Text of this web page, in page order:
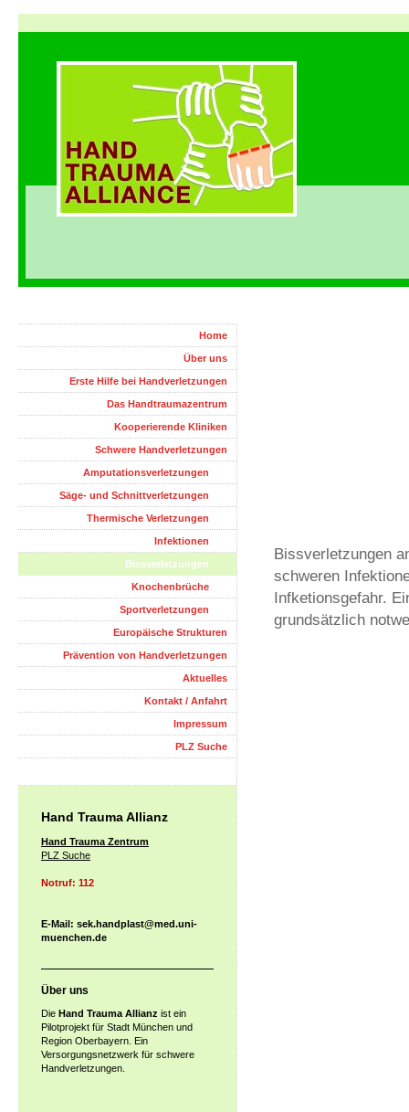
Bissverletzungen
schweren
Infketionsgefahr.
grundsätzlich
Home
Über uns
Erste Hilfe bei Handverletzungen
Das Handtraumazentrum
Kooperierende Kliniken
Schwere Handverletzungen
Amputationsverletzungen
Säge- und Schnittverletzungen
Thermische Verletzungen
Infektionen
Bissverletzungen
Knochenbrüche
Sportverletzungen
Europäische Strukturen
Prävention von Handverletzungen
Aktuelles
Kontakt / Anfahrt
Impressum
PLZ Suche
Hand Trauma Allianz
Hand Trauma Zentrum
PLZ Suche
Notruf: 112
E-Mail: sek.handplast@med.uni-
muenchen.de
Über uns
Die Hand Trauma Allianz ist ein
Pilotprojekt für Stadt München und
Region Oberbayern. Ein
Versorgungsnetzwerk für schwere
Handverletzungen.